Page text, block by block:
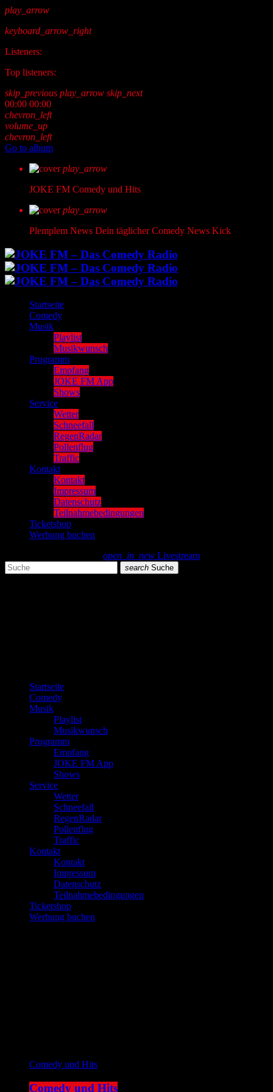
play_arrow
keyboard_arrow_right
Listeners:
Top listeners:
skip_previous play_arrow skip_next
00:00 00:00
chevron_left
volume_up
chevron_left
Go to album
play_arrow
JOKE FM Comedy und Hits
play_arrow
Plemplem News Dein täglicher Comedy News Kick
Startseite
Comedy
Musik
Playlist
Musikwunsch
Programm
Empfang
JOKE FM App
Shows
Service
Wetter
Schneefall
RegenRadar
Pollenflug
Traffic
Kontakt
Kontakt
Impressum
Datenschutz
Teilnahmebedingungen
Ticketshop
Werbung buchen
open_in_new Livestream
search Suche
Startseite
Comedy
Musik
Playlist
Musikwunsch
Programm
Empfang
JOKE FM App
Shows
Service
Wetter
Schneefall
RegenRadar
Pollenflug
Traffic
Kontakt
Kontakt
Impressum
Datenschutz
Teilnahmebedingungen
Ticketshop
Werbung buchen
Comedy und Hits
Comedy und Hits